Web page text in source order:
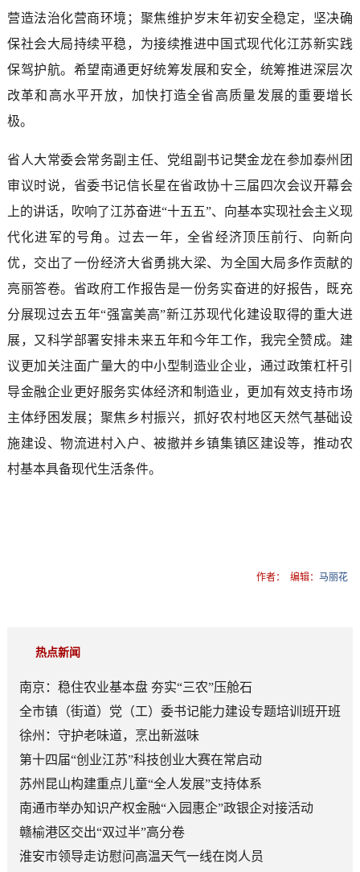
营造法治化营商环境；聚焦维护岁末年初安全稳定，坚决确
保社会大局持续平稳，为接续推进中国式现代化江苏新实践
保驾护航。希望南通更好统筹发展和安全，统筹推进深层次
改革和高水平开放，加快打造全省高质量发展的重要增长
极。
省人大常委会常务副主任、党组副书记樊金龙在参加泰州团
审议时说，省委书记信长星在省政协十三届四次会议开幕会
上的讲话，吹响了江苏奋进“十五五”、向基本实现社会主义现
代化进军的号角。过去一年，全省经济顶压前行、向新向
优，交出了一份经济大省勇挑大梁、为全国大局多作贡献的
亮丽答卷。省政府工作报告是一份务实奋进的好报告，既充
分展现过去五年“强富美高”新江苏现代化建设取得的重大进
展，又科学部署安排未来五年和今年工作，我完全赞成。建
议更加关注面广量大的中小型制造业企业，通过政策杠杆引
导金融企业更好服务实体经济和制造业，更加有效支持市场
主体纾困发展；聚焦乡村振兴，抓好农村地区天然气基础设
施建设、物流进村入户、被撤并乡镇集镇区建设等，推动农
村基本具备现代生活条件。
作者： 编辑：马丽花
热点新闻
南京：稳住农业基本盘 夯实“三农”压舱石
全市镇（街道）党（工）委书记能力建设专题培训班开班
徐州：守护老味道，烹出新滋味
第十四届“创业江苏”科技创业大赛在常启动
苏州昆山构建重点儿童“全人发展”支持体系
南通市举办知识产权金融“入园惠企”政银企对接活动
赣榆港区交出“双过半”高分卷
淮安市领导走访慰问高温天气一线在岗人员